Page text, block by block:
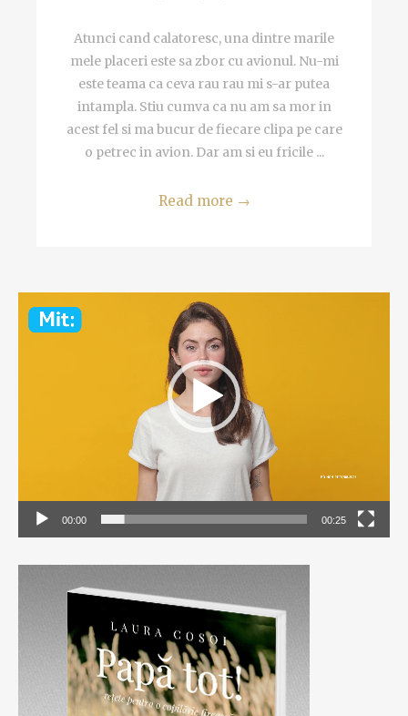
Atunci cand calatoresc, una dintre marile
mele placeri este sa zbor cu avionul. Nu-mi
este teama ca ceva rau rau mi s-ar putea
intampla. Stiu cumva ca nu am sa mor in
acest fel si ma bucur de fiecare clipa pe care
o petrec in avion. Dar am si eu fricile ...
Read more →
Player
00:00 00:25